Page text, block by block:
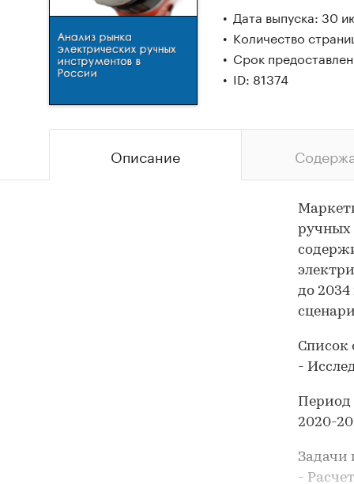
Дата выпуска: 30
Количество
Срок
ID: 81374
Описание
ручных
до
Список
-
Период
2020-
Задачи
-